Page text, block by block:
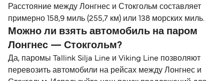
Расстояние между Лонгнес и Стокгольм составляет
примерно 158,9 миль (255,7 км) или 138 морских миль.
Можно ли взять автомобиль на паром
Лонгнес — Стокгольм?
Да, паромы Tallink Silja Line и Viking Line позволяют
перевозить автомобили на рейсах между Лонгнес и